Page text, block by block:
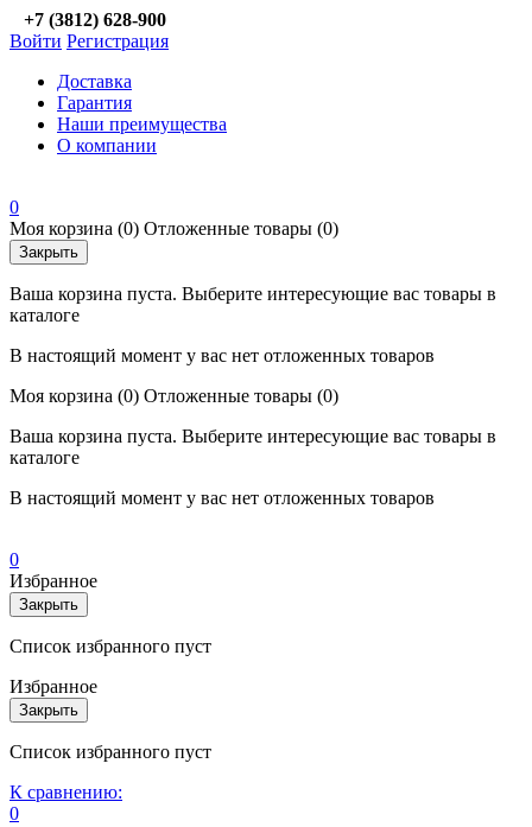
+7 (3812) 628-900
Войти Регистрация
Доставка
Гарантия
Наши преимущества
О компании
0
Моя корзина (0) Отложенные товары (0)
Закрыть
Ваша корзина пуста. Выберите интересующие вас товары в
каталоге
В настоящий момент у вас нет отложенных товаров
Моя корзина (0) Отложенные товары (0)
Ваша корзина пуста. Выберите интересующие вас товары в
каталоге
В настоящий момент у вас нет отложенных товаров
0
Избранное
Закрыть
Список избранного пуст
Избранное
Закрыть
Список избранного пуст
К сравнению:
0